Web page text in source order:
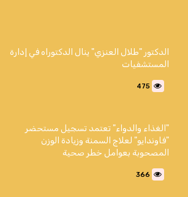
الدكتور "طلال العنزي" ينال الدكتوراه في إدارة
المستشفيات
475
"الغذاء والدواء" تعتمد تسجيل مستحضر
"فاوندايو" لعلاج السمنة وزيادة الوزن
المصحوبة بعوامل خطر صحية
366